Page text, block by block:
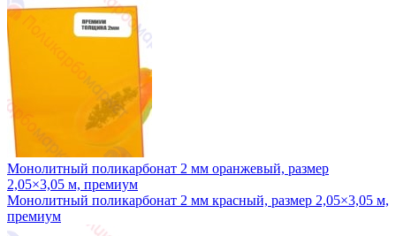
Монолитный поликарбонат 2 мм оранжевый, размер
2,05×3,05 м, премиум
Монолитный поликарбонат 2 мм красный, размер 2,05×3,05 м,
премиум